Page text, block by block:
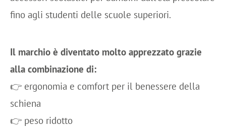
fino agli studenti delle scuole superiori.
Il marchio è diventato molto apprezzato grazie
alla combinazione di:
👉 ergonomia e comfort per il benessere della
schiena
👉 peso ridotto